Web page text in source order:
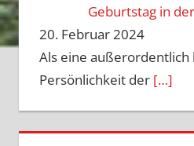
Geburtstag in
20. Februar 2024
Als eine außerordentlich
Persönlichkeit der […]